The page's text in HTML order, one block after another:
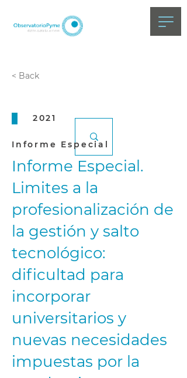
< Back
2021
Informe Especial
Informe Especial.
Limites a la
profesionalización de
la gestión y salto
tecnológico:
dificultad para
incorporar
universitarios y
nuevas necesidades
impuestas por la